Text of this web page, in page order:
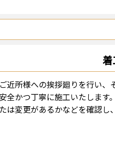
近所様への挨拶廻りを行い
全かつ丁寧に施工いたします
は変更があるかなどを確認